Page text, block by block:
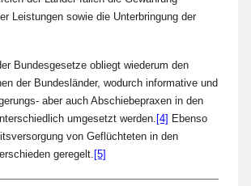
Leistungen sowie die Unterbringung der
Bundesgesetze obliegt wiederum den
der Bundesländer, wodurch informative und
aber auch Abschiebepraxen in den
umgesetzt werden. [4] Ebenso
von Geflüchteten in den
geregelt. [5]